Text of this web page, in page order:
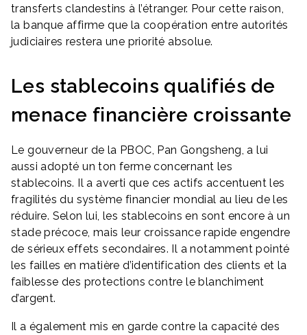
transferts clandestins à l’étranger. Pour cette raison,
la banque affirme que la coopération entre autorités
judiciaires restera une priorité absolue.
Les stablecoins qualifiés de
menace financière croissante
Le gouverneur de la PBOC, Pan Gongsheng, a lui
aussi adopté un ton ferme concernant les
stablecoins. Il a averti que ces actifs accentuent les
fragilités du système financier mondial au lieu de les
réduire. Selon lui, les stablecoins en sont encore à un
stade précoce, mais leur croissance rapide engendre
de sérieux effets secondaires. Il a notamment pointé
les failles en matière d’identification des clients et la
faiblesse des protections contre le blanchiment
d’argent.
Il a également mis en garde contre la capacité des